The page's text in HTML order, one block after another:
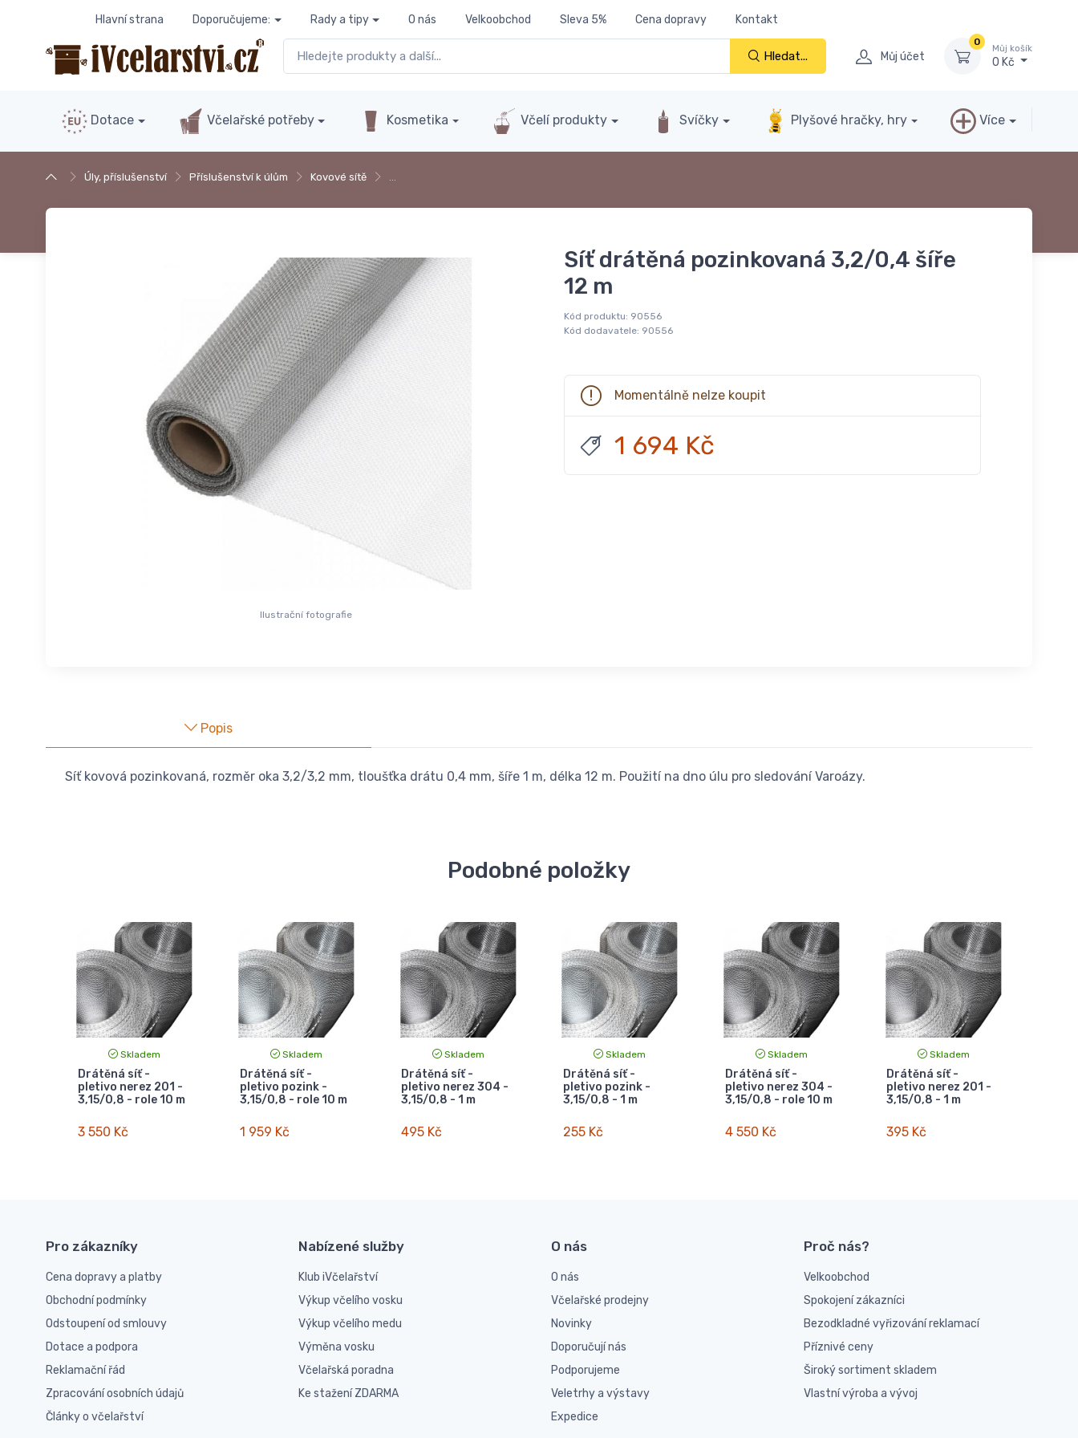
Hlavní strana Doporučujeme: Rady a tipy O nás Velkoobchod Sleva 5% Cena dopravy Kontakt
Hledat... Můj účet
0
Můj košík
0 Kč
Dotace Včelařské potřeby Kosmetika Včelí produkty Svíčky Plyšové hračky, hry Více
Úly, příslušenství Příslušenství k úlům Kovové sítě …
Ilustrační fotografie
Síť drátěná pozinkovaná 3,2/0,4 šíře
12 m
Kód produktu: 90556
Kód dodavatele: 90556
Momentálně nelze koupit
1 694 Kč
Popis
Síť kovová pozinkovaná, rozměr oka 3,2/3,2 mm, tloušťka drátu 0,4 mm, šíře 1 m, délka 12 m. Použití na dno úlu pro sledování Varoázy.
Podobné položky
Skladem
Drátěná síť -
pletivo nerez 201 -
3,15/0,8 - role 10 m
3 550 Kč
Skladem
Drátěná síť -
pletivo pozink -
3,15/0,8 - role 10 m
1 959 Kč
Skladem
Drátěná síť -
pletivo nerez 304 -
3,15/0,8 - 1 m
495 Kč
Skladem
Drátěná síť -
pletivo pozink -
3,15/0,8 - 1 m
255 Kč
Skladem
Drátěná síť -
pletivo nerez 304 -
3,15/0,8 - role 10 m
4 550 Kč
Skladem
Drátěná síť -
pletivo nerez 201 -
3,15/0,8 - 1 m
395 Kč
Pro zákazníky
Cena dopravy a platby
Obchodní podmínky
Odstoupení od smlouvy
Dotace a podpora
Reklamační řád
Zpracování osobních údajů
Články o včelařství
Nabízené služby
Klub iVčelařství
Výkup včelího vosku
Výkup včelího medu
Výměna vosku
Včelařská poradna
Ke stažení ZDARMA
O nás
O nás
Včelařské prodejny
Novinky
Doporučují nás
Podporujeme
Veletrhy a výstavy
Expedice
Proč nás?
Velkoobchod
Spokojení zákazníci
Bezodkladné vyřizování reklamací
Příznivé ceny
Široký sortiment skladem
Vlastní výroba a vývoj